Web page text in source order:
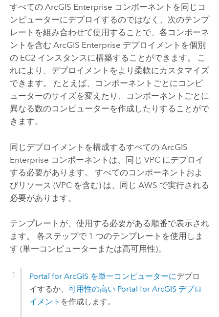
すべての ArcGIS Enterprise コンポーネントを同じコ
ンピューターにデプロイするのではなく、次のテンプ
レートを組み合わせて使用することで、各コンポーネ
ントを含む ArcGIS Enterprise デプロイメントを個別
の EC2 インスタンスに構築することができます。 こ
れにより、デプロイメントをより柔軟にカスタマイズ
できます。 たとえば、コンポーネントごとにコンピ
ューターのサイズを変えたり、コンポーネントごとに
異なる数のコンピューターを作成したりすることがで
きます。
同じデプロイメントを構成するすべての ArcGIS
Enterprise コンポーネントは、同じ VPCにデプロイ
する必要があります。 すべてのコンポーネントおよ
びリソース (VPCを含む) は、同じ AWS で実行される
必要があります。
テンプレートが、使用する必要がある順番で表示され
ます。 各ステップで 1 つのテンプレートを使用しま
す (単一コンピューターまたは高可用性)。
Portal for ArcGIS を単一コンピューターにデプロ
イするか、 可用性の高い Portal for ArcGIS デプロ
イメント を作成します。